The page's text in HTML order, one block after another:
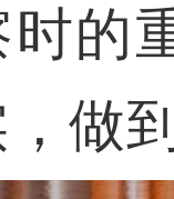
的
， 做